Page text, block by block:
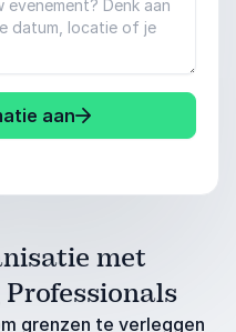
aan
met
grenzen te verleggen